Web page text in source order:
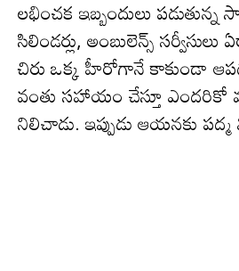
లభించక ఇబ్బందులు పడుతున్న
సిలిండర్లు, అంబులెన్స్
చిరు ఒక్క హీరోగానే కాకుండా
వంతు సహాయం చేస్తూ ఎందరికో
నిలిచాడు. ఇప్పుడు ఆయ‌న‌కు